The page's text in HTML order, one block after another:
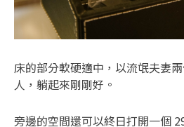
床的部分軟硬適中，以流氓夫妻
人，躺起來剛剛好。
旁邊的空間還可以終日打開一個